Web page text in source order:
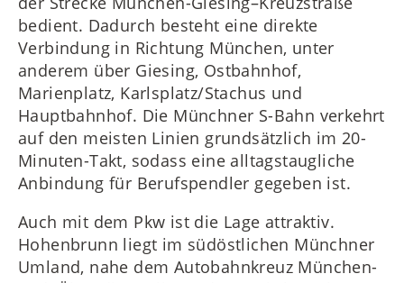
bedient. Dadurch besteht eine direkte
Verbindung in Richtung München, unter
anderem über Giesing, Ostbahnhof,
Marienplatz, Karlsplatz/Stachus und
Hauptbahnhof. Die Münchner S-Bahn verkehrt
auf den meisten Linien grundsätzlich im 20-
Minuten-Takt, sodass eine alltagstaugliche
Anbindung für Berufspendler gegeben ist.
Auch mit dem Pkw ist die Lage attraktiv.
Hohenbrunn liegt im südöstlichen Münchner
Umland, nahe dem Autobahnkreuz München-